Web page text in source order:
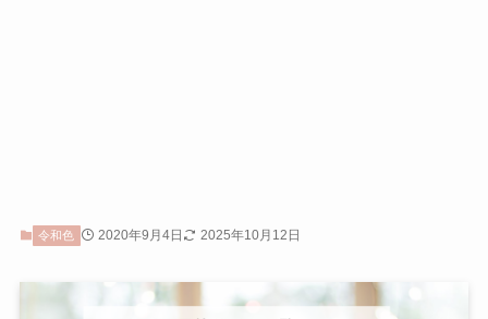
令和色 2020年9月4日 2025年10月12日